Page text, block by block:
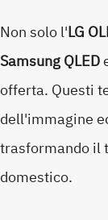
Non solo l'LG
Samsung QLED
offerta. Questi
dell'immagine
trasformando il
domestico.